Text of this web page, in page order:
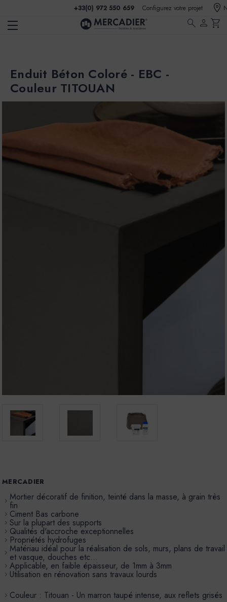
+33(0) 972 550 659 Configurez votre projet
search person shopping_cart
Enduit Béton Coloré - EBC -
Couleur TITOUAN
MERCADIER
Mortier décoratif de finition, teinté dans la masse, à grain très
fin
Ciment Bas carbone
Sur la plupart des supports
Qualités d'accroche exceptionnelles
Propriétés hydrofuges
Matériau idéal pour la réalisation de sols, murs, plans de travail
et vasque, douches etc…
Applicable, en faible épaisseur, de 1mm à 3mm
Utilisation en rénovation sans travaux lourds
Couleur : Titouan - Un marron taupé intense, aux reflets grisés